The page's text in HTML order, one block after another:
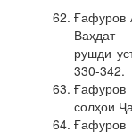
Ғафуров
Ваҳдат
рушди
330-342.
солҳои